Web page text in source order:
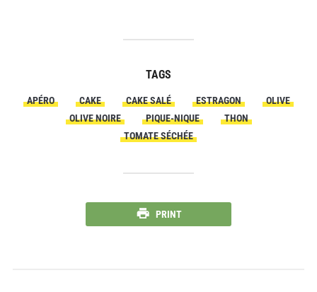
TAGS
APÉRO CAKE CAKE SALÉ ESTRAGON
OLIVE
OLIVE NOIRE
PIQUE-NIQUE
THON
TOMATE SÉCHÉE
PRINT